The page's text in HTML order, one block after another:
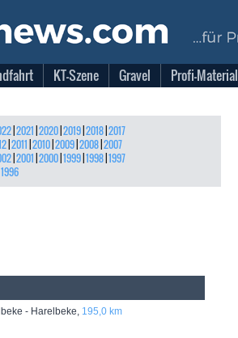
KT-Szene Gravel Profi-Material
| 2021 2020| 2019| 2018| 2017
| 2011 2010| 2009| 2008| 2007
| 2001 2000| 1999| 1998| 1997
1996
- Harelbeke, 195,0 km